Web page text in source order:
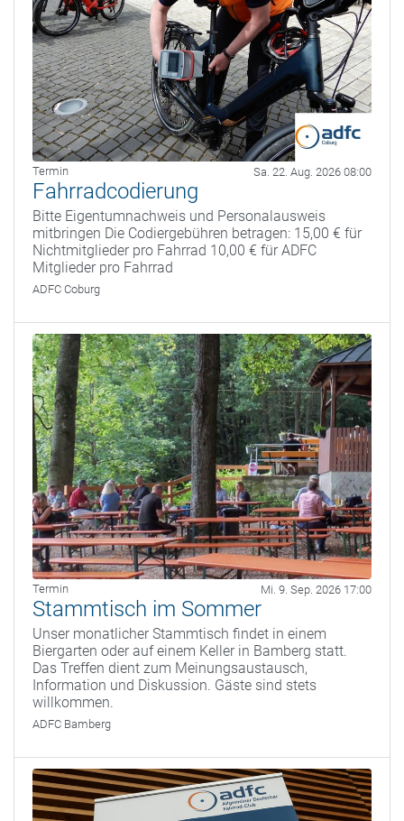
Termin Sa. 22. Aug. 2026 08:00
Fahrradcodierung
Bitte Eigentumnachweis und Personalausweis
mitbringen Die Codiergebühren betragen: 15,00 € für
Nichtmitglieder pro Fahrrad 10,00 € für ADFC
Mitglieder pro Fahrrad
ADFC Coburg
Termin Mi. 9. Sep. 2026 17:00
Stammtisch im Sommer
Unser monatlicher Stammtisch findet in einem
Biergarten oder auf einem Keller in Bamberg statt.
Das Treffen dient zum Meinungsaustausch,
Information und Diskussion. Gäste sind stets
willkommen.
ADFC Bamberg